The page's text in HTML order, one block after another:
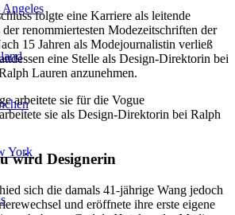
Angeles
York
folgte eine Karriere als leitende
renommiertesten Modezeitschriften der
15 Jahren als Modejournalistin verließ
eine Stelle als Design-Direktorin bei
Lauren anzunehmen.
arbeitete sie für die Vogue
sie als Design-Direktorin bei Ralph
wird Designerin
sich die damals 41-jährige Wang jedoch
und eröffnete ihre erste eigene